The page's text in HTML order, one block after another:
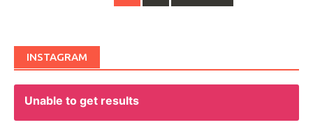
INSTAGRAM
Unable to get results